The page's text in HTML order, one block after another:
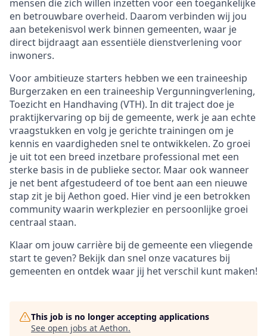
mensen die zich willen inzetten voor een toegankelijke
en betrouwbare overheid. Daarom verbinden wij jou
aan betekenisvol werk binnen gemeenten, waar je
direct bijdraagt aan essentiële dienstverlening voor
inwoners.
Voor ambitieuze starters hebben we een traineeship
Burgerzaken en een traineeship Vergunningverlening,
Toezicht en Handhaving (VTH). In dit traject doe je
praktijkervaring op bij de gemeente, werk je aan echte
vraagstukken en volg je gerichte trainingen om je
kennis en vaardigheden snel te ontwikkelen. Zo groei
je uit tot een breed inzetbare professional met een
sterke basis in de publieke sector. Maar ook wanneer
je net bent afgestudeerd of toe bent aan een nieuwe
stap zit je bij Aethon goed. Hier vind je een betrokken
community waarin werkplezier en persoonlijke groei
centraal staan.
Klaar om jouw carrière bij de gemeente een vliegende
start te geven? Bekijk dan snel onze vacatures bij
gemeenten en ontdek waar jij het verschil kunt maken!
This job is no longer accepting applications
See open jobs at Aethon.